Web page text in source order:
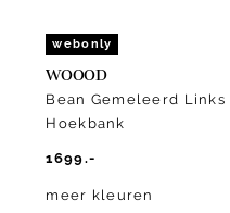
webonly
WOOOD
Bean Gemeleerd Links
Hoekbank
1699.-
meer kleuren